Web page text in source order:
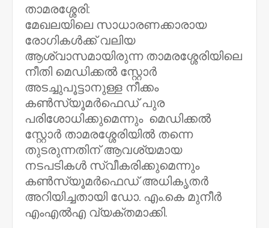
താമരശ്ശേരി:
മേഖലയിലെ സാധാരണക്കാരായ
രോഗികൾക്ക് വലിയ
ആശ്വാസമായിരുന്ന താമരശ്ശേരിയിലെ
നീതി മെഡിക്കൽ സ്റ്റോർ
അടച്ചുപൂട്ടാനുള്ള നീക്കം
കൺസ്യൂമർഫെഡ് പുര
പരിശോധിക്കുമെന്നും മെഡിക്കൽ
സ്റ്റോർ താമരശ്ശേരിയിൽ തന്നെ
തുടരുന്നതിന് ആവശ്യമായ
നടപടികൾ സ്വീകരിക്കുമെന്നും
കൺസ്യൂമർഫെഡ് അധികൃതർ
അറിയിച്ചതായി ഡോ. എം.കെ മുനീർ
എംഎൽഎ വ്യക്തമാക്കി.